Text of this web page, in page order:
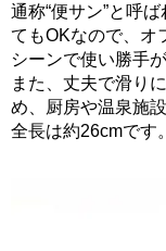
通称“便サン”と呼
てもOKなので、オ
シーンで使い勝手
また、丈夫で滑り
め、厨房や温泉施
全長は約26cmです。